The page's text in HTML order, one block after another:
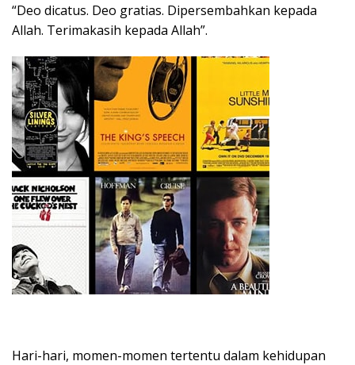
“Deo dicatus. Deo gratias. Dipersembahkan kepada
Allah. Terimakasih kepada Allah”.
Hari-hari, momen-momen tertentu dalam kehidupan